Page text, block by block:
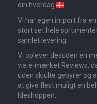
din hverdag
Vi har egen import fra
stort set hele
samlet levering.
Vi oplever desuden en
via e-mærket Reviews,
uden skjulte gebyrer og
at give flest muligt en
Ideshoppen.